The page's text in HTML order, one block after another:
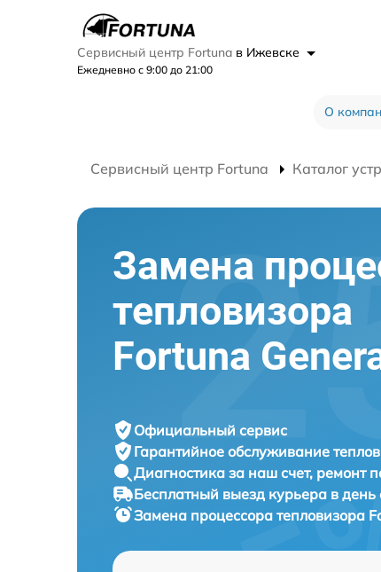
Сервисный центр Fortuna в Ижевске
Ежедневно с 9:00 до 21:00
О
Сервисный центр Fortuna Каталог
Замена
тепловизора
Fortuna
Официальный сервис
Гарантийное обслуживание
Диагностика за наш счет, ремонт
Бесплатный выезд курьера в
Замена процессора тепловизора